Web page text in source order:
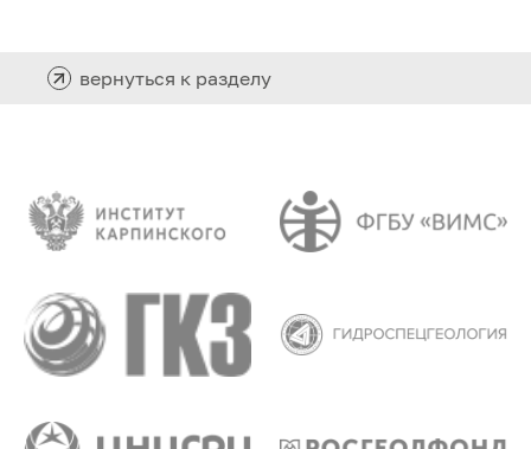
вернуться к разделу